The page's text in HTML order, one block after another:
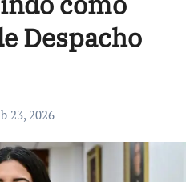
Despacho
23, 2026